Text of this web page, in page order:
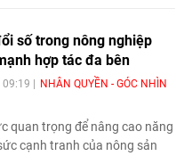
số trong nông nghiệp
hợp tác đa bên
NHÂN QUYỀN - GÓC NHÌN
quan trọng để nâng cao năng
cạnh tranh của nông sản